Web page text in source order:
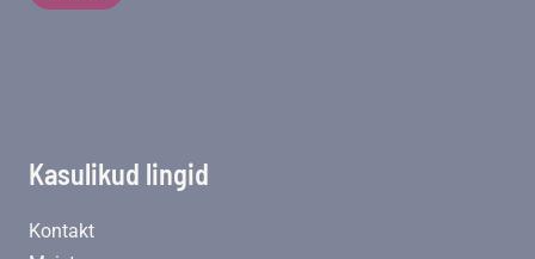
Kasulikud lingid
Kontakt